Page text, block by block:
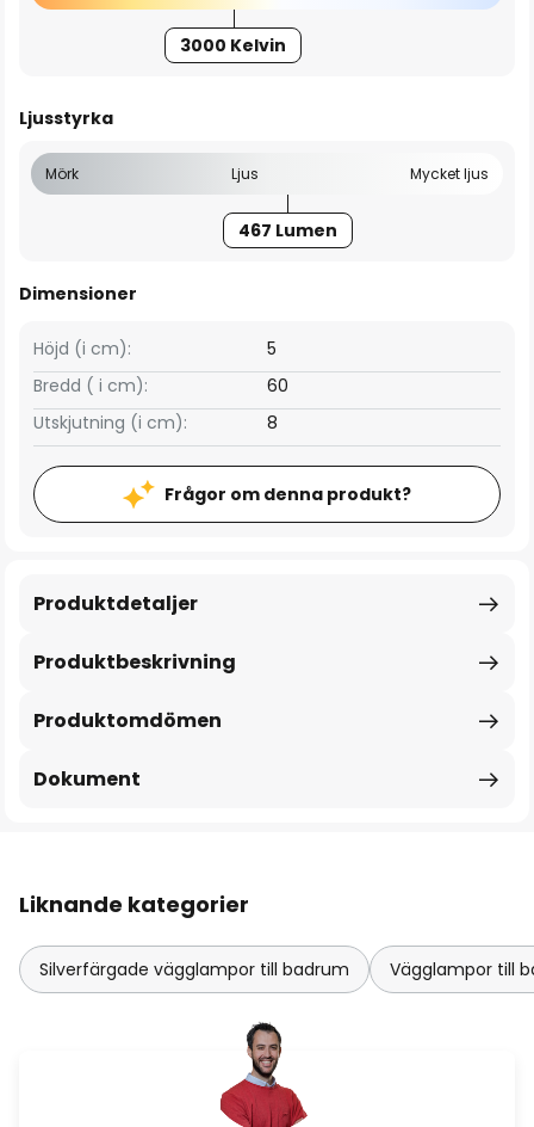
3000 Kelvin
Ljusstyrka
Mörk Ljus Mycket ljus
467 Lumen
Dimensioner
Bredd ( i cm): 60
Höjd (i cm): 5
Utskjutning (i cm): 8
Frågor om denna produkt?
Produktbeskrivning
Produktdetaljer
Produktomdömen
Dokument
Liknande kategorier
Silverfärgade vägglampor till badrum Vägglampor till